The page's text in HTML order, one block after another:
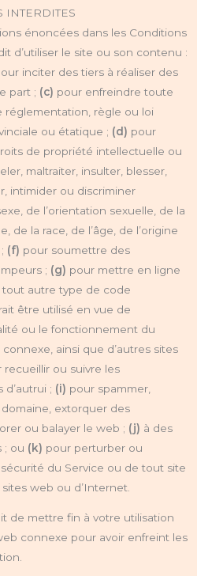
INTERDITES
énoncées dans les Conditions
d’utiliser le site ou son contenu :
inciter des tiers à réaliser des
part ; (c) pour enfreindre toute
règle ou loi
ou étatique ; (d) pour
de propriété intellectuelle ou
maltraiter, insulter, blesser,
intimider ou discriminer
de l’orientation sexuelle, de la
de la race, de l’âge, de l’origine
(f) pour soumettre des
; (g) pour mettre en ligne
autre type de code
être utilisé en vue de
ou le fonctionnement du
ainsi que d’autres sites
recueillir ou suivre les
; (i) pour spammer,
extorquer des
ou balayer le web ; (j) à des
; ou (k) pour perturber ou
du Service ou de tout site
web ou d’Internet.
de mettre fin à votre utilisation
connexe pour avoir enfreint les